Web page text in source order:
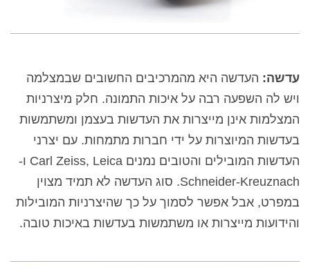
עדשה: העדשה היא מהמרכיבים החשובים שבמצלמה
ויש לה השפעה רבה על איכות התמונה. חלק מיצרניות
המצלמות אינן מייצרות את העדשות בעצמן ומשתמשות
בעדשות המיוצרות על ידי חברות מתמחות. עם יצרני
העדשות המובילים והטובים נמנים Carl Zeiss, Leica ו-
Schneider-Kreuznach
. סוג העדשה לא תמיד מצוין
במפרט, אבל אפשר לסמוך על כך שהיצרניות המובילות
והידועות מייצרות או משתמשות בעדשות באיכות טובה.